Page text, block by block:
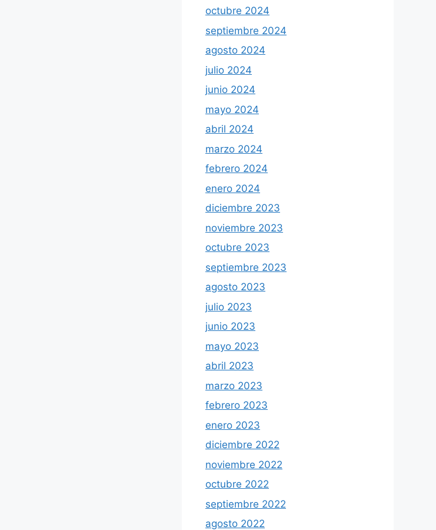
octubre 2024
septiembre 2024
agosto 2024
julio 2024
junio 2024
mayo 2024
abril 2024
marzo 2024
febrero 2024
enero 2024
diciembre 2023
noviembre 2023
octubre 2023
septiembre 2023
agosto 2023
julio 2023
junio 2023
mayo 2023
abril 2023
marzo 2023
febrero 2023
enero 2023
diciembre 2022
noviembre 2022
octubre 2022
septiembre 2022
agosto 2022